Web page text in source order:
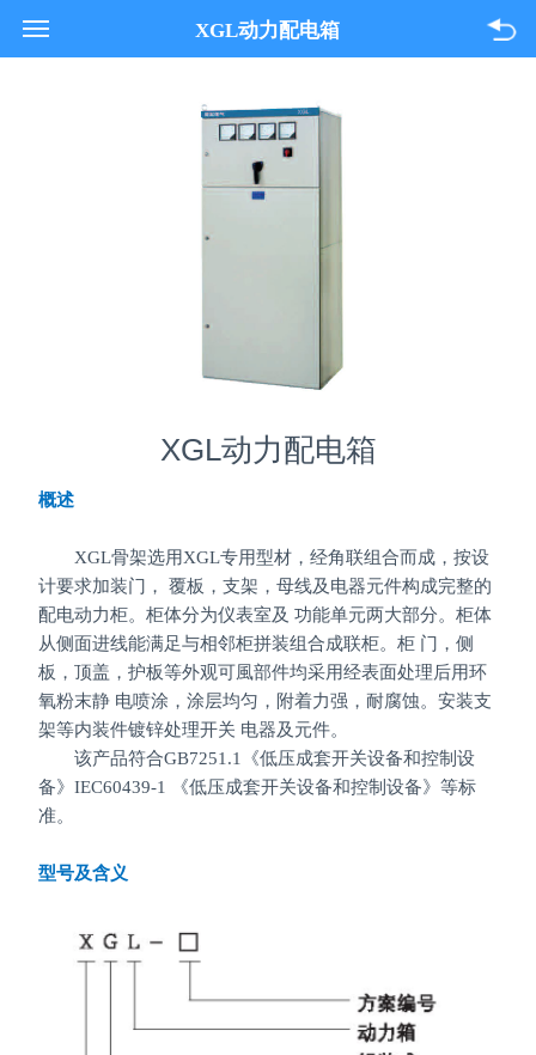
021-33618089XGL动力配电箱
XGL动力配电箱
概述
XGL骨架选用XGL专用型材，经角联组合而成，按设
计要求加装门， 覆板，支架，母线及电器元件构成完整的
配电动力柜。柜体分为仪表室及 功能单元两大部分。柜体
从侧面进线能满足与相邻柜拼装组合成联柜。柜 门，侧
板，顶盖，护板等外观可風部件均采用经表面处理后用环
氧粉末静 电喷涂，涂层均匀，附着力强，耐腐蚀。安装支
架等内装件镀锌处理开关 电器及元件。
该产品符合GB7251.1《低压成套开关设备和控制设
备》IEC60439-1 《低压成套开关设备和控制设备》等标
准。
型号及含义